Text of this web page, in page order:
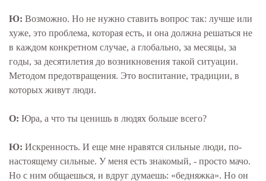
Ю: Возможно. Но не нужно ставить вопрос так: лучше или
хуже, это проблема, которая есть, и она должна решаться не
в каждом конкретном случае, а глобально, за месяцы, за
годы, за десятилетия до возникновения такой ситуации.
Методом предотвращения. Это воспитание, традиции, в
которых живут люди.
О: Юра, а что ты ценишь в людях больше всего?
Ю: Искренность. И еще мне нравятся сильные люди, по-
настоящему сильные. У меня есть знакомый, - просто мачо.
Но с ним общаешься, и вдруг думаешь: «бедняжка». Но он